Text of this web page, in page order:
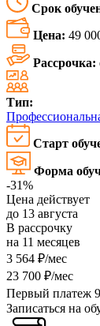
Срок
Цена: 49
Рассрочка:
Тип:
Старт
Форма
-31%
Цена действует
до 13 августа
В рассрочку
на 11 месяцев
3 564 ₽/мес
23 700 ₽/мес
Первый платеж
Записаться на